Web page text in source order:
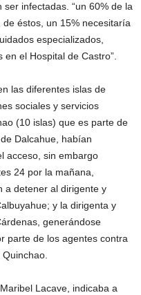
infectadas. “un 60% de la
éstos, un 15% necesitaría
especializados,
el Hospital de Castro”.
las diferentes islas de
sociales y servicios
(10 islas) que es parte de
Dalcahue, habían
acceso, sin embargo
24 por la mañana,
a detener al dirigente y
y la dirigenta y
generándose
parte de los agentes contra
Lacave, indicaba a